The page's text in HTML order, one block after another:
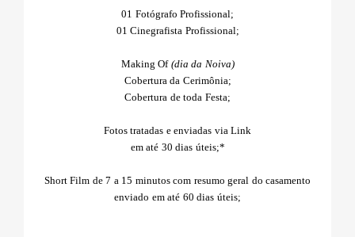
01 Fotógrafo Profissional;
01 Cinegrafista Profissional;
Making Of (dia da Noiva)
Cobertura da Cerimônia;
Cobertura de toda Festa;
Fotos tratadas e enviadas via Link
em até 30 dias úteis;*
Short Film de 7 a 15 minutos com resumo geral do casamento
enviado em até 60 dias úteis;